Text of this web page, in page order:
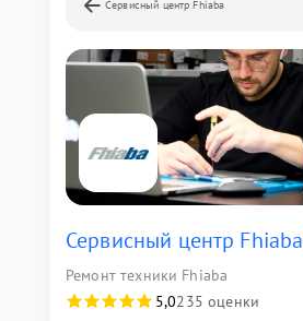
Сервисный центр Fhiaba
Сервисный центр Fhiaba
Ремонт техники Fhiaba
5,0235 оценки